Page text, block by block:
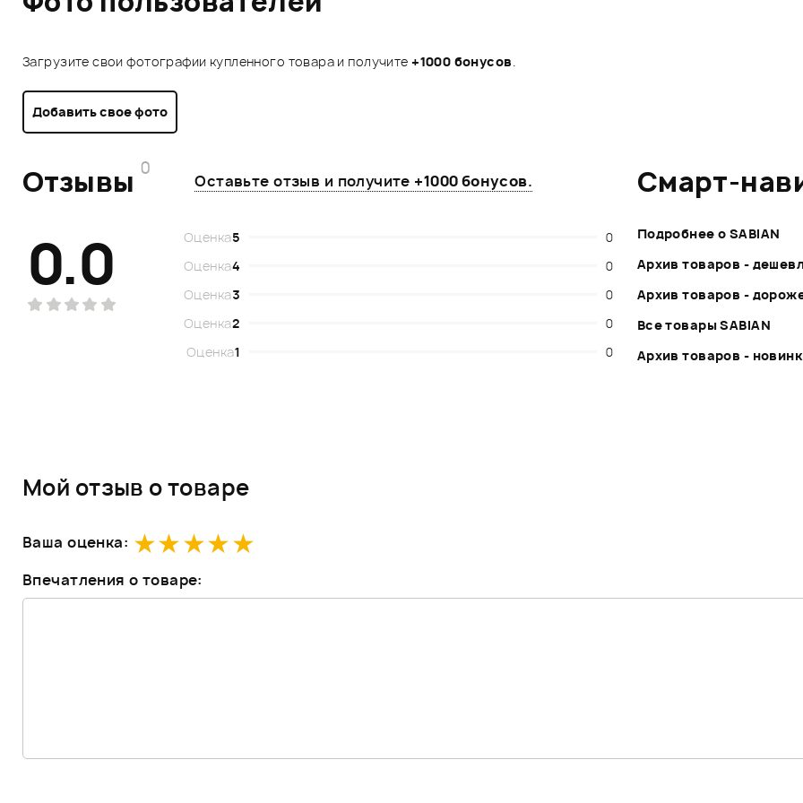
Загрузите свои фотографии купленного товара и получите+1000 бонусов.
Добавить свое фото
Отзывы 0
Оставьте отзыв и получите +1000 бонусов.
0.0 Оценка5
0
Оценка4
0
Оценка3
0
Оценка2
0
Оценка1 0
Смарт-
Подробнее о SABIAN
Архив товаров -
Архив товаров -
Все товары SABIAN
Архив товаров -
Мой отзыв о товаре
Ваша оценка:
Впечатления о товаре: